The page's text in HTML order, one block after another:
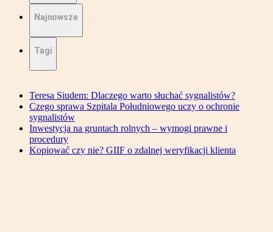
Najnowsze
Tagi
Teresa Siudem: Dlaczego warto słuchać sygnalistów?
Czego sprawa Szpitala Południowego uczy o ochronie
sygnalistów
Inwestycja na gruntach rolnych – wymogi prawne i
procedury
Kopiować czy nie? GIIF o zdalnej weryfikacji klienta